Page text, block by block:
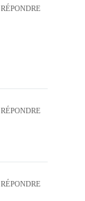
RÉPONDRE
RÉPONDRE
RÉPONDRE